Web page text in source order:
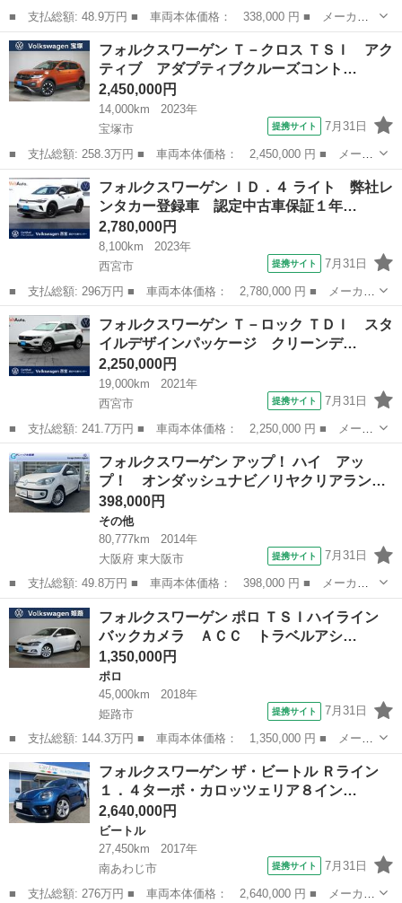
■ 支払総額: 48.9万円 ■ 車両本体価格： 338,000 円 ■ メーカー
名： フォルクスワーゲン ■ 車種名： アップ！ ■ グレード
名： ハイ アップ！ 車検整備付／ワンオーナー／衝突軽減ブレー
キ／ナビ／ＥＴＣ...
兵庫 加古川市 その他
フォルクスワーゲン Ｔ－クロス ＴＳＩ アク
ティブ アダプティブクルーズコント…
2,450,000円
14,000km
2023年
宝塚市
提携サイト 7月31日
■ 支払総額: 258.3万円 ■ 車両本体価格： 2,450,000 円 ■ メーカ
ー名： フォルクスワーゲン ■ 車種名： Ｔ－クロス ■ グレード
名： ＴＳＩ アクティブ アダプティブクルーズコントロール １
６インチ...
兵庫 宝塚市 フォルクスワーゲン
フォルクスワーゲン ＩＤ．４ ライト 弊社レ
ンタカー登録車 認定中古車保証１年…
2,780,000円
8,100km
2023年
西宮市
提携サイト 7月31日
■ 支払総額: 296万円 ■ 車両本体価格： 2,780,000 円 ■ メーカー
名： フォルクスワーゲン ■ 車種名： ＩＤ．４ ■ グレード
名： ライト 弊社レンタカー登録車 認定中古車保証１年付き １
００％ピュアＥ...
兵庫 西宮市 フォルクスワーゲン
フォルクスワーゲン Ｔ－ロック ＴＤＩ スタ
イルデザインパッケージ クリーンデ…
2,250,000円
19,000km
2021年
西宮市
提携サイト 7月31日
■ 支払総額: 241.7万円 ■ 車両本体価格： 2,250,000 円 ■ メーカ
ー名： フォルクスワーゲン ■ 車種名： Ｔ－ロック ■ グレード
名： ＴＤＩ スタイルデザインパッケージ クリーンディーゼル
車 認定中...
兵庫 西宮市 フォルクスワーゲン
フォルクスワーゲン アップ！ ハイ アッ
プ！ オンダッシュナビ／リヤクリアラン…
398,000円
その他
80,777km
2014年
大阪府 東大阪市
提携サイト 7月31日
■ 支払総額: 49.8万円 ■ 車両本体価格： 398,000 円 ■ メーカー
名： フォルクスワーゲン ■ 車種名： アップ！ ■ グレード
名： ハイ アップ！ オンダッシュナビ／リヤクリアランスソナー
／純正アルミホイ...
大阪 東大阪市 その他
フォルクスワーゲン ポロ ＴＳＩハイライン
バックカメラ ＡＣＣ トラベルアシ…
1,350,000円
ポロ
45,000km
2018年
姫路市
提携サイト 7月31日
■ 支払総額: 144.3万円 ■ 車両本体価格： 1,350,000 円 ■ メーカ
ー名： フォルクスワーゲン ■ 車種名： ポロ ■ グレード名：
ＴＳＩハイライン バックカメラ ＡＣＣ トラベルアシスト レー
ンキープ...
兵庫 姫路市
フォルクスワーゲン ザ・ビートル Ｒライン
１．４ターボ・カロッツェリア８イン…
2,640,000円
ビートル
27,450km
2017年
南あわじ市
提携サイト 7月31日
■ 支払総額: 276万円 ■ 車両本体価格： 2,640,000 円 ■ メーカー